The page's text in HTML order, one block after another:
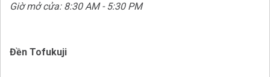
Giờ mở cửa: 8:30 AM - 5:30 PM
Đền Tofukuji